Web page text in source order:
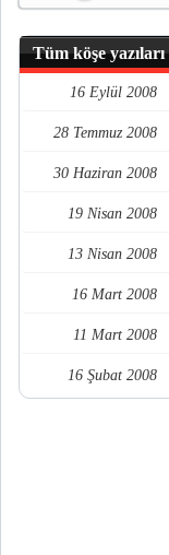
Tüm köşe yazıları
16 Eylül 2008
28 Temmuz 2008
30 Haziran 2008
19 Nisan 2008
13 Nisan 2008
16 Mart 2008
11 Mart 2008
16 Şubat 2008